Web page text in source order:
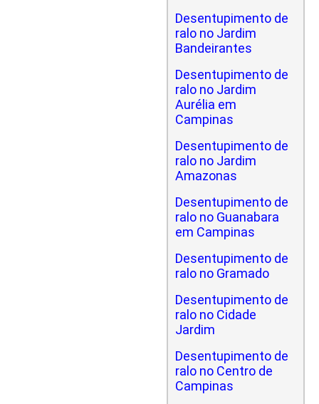
Desentupimento de
ralo no Jardim
Bandeirantes
Desentupimento de
ralo no Jardim
Aurélia em
Campinas
Desentupimento de
ralo no Jardim
Amazonas
Desentupimento de
ralo no Guanabara
em Campinas
Desentupimento de
ralo no Gramado
Desentupimento de
ralo no Cidade
Jardim
Desentupimento de
ralo no Centro de
Campinas